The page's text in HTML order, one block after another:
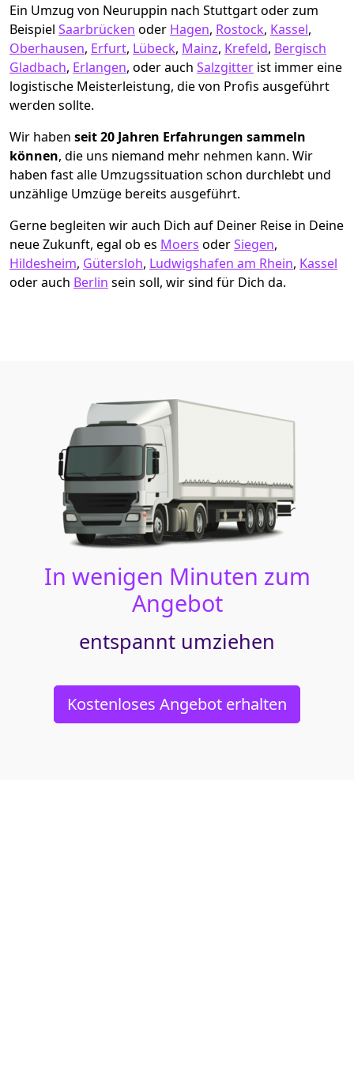
Ein Umzug von Neuruppin nach Stuttgart oder zum
Beispiel Saarbrücken oder Hagen, Rostock, Kassel,
Oberhausen, Erfurt, Lübeck, Mainz, Krefeld, Bergisch
Gladbach, Erlangen, oder auch Salzgitter ist immer eine
logistische Meisterleistung, die von Profis ausgeführt
werden sollte.
Wir haben seit20 Jahren Erfahrungen sammeln
können, die uns niemand mehr nehmen kann. Wir
haben fast alle Umzugssituation schon durchlebt und
unzählige Umzüge bereits ausgeführt.
Gerne begleiten wir auch Dich auf Deiner Reise in Deine
neue Zukunft, egal ob es Moers oderSiegen,
Hildesheim, Gütersloh, Ludwigshafen am Rhein, Kassel
oder auch Berlin sein soll, wir sind für Dich da.
In wenigen Minuten zum
Angebot
entspannt umziehen
Kostenloses Angebot erhalten